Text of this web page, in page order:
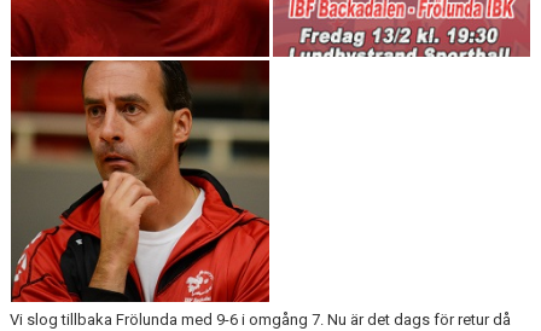
MATCHER
DOKUMENT
KLUBBSHOPEN
BILDGALLERI
Vi slog tillbaka Frölunda med 9-6 i omgång 7. Nu är det dags för retur då